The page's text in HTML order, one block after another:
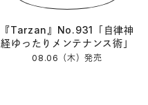
『Tarzan』No.931「自律神
経ゆったりメンテナンス術」
08.06（木）発売